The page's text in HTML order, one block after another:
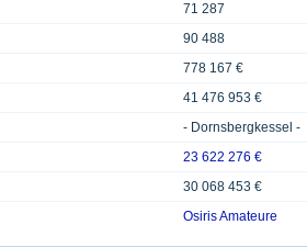
71 287
90 488
778 167 €
41 476 953 €
- Dornsbergkessel -
23 622 276 €
30 068 453 €
Osiris Amateure